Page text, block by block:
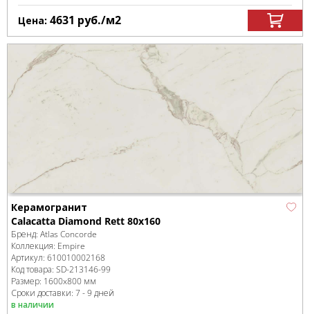
Цена: 4631 руб./м2
Керамогранит
Calacatta Diamond Rett 80x160
Бренд: Atlas Concorde
Коллекция: Empire
Артикул: 610010002168
Код товара: SD-213146-99
Размер: 1600x800 мм
Сроки доставки: 7 - 9 дней
в наличии